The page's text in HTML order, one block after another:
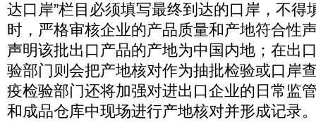
达口岸”栏目必须填写最终到达的口岸，不得
时，严格审核企业的产品质量和产地符合性
声明该批出口产品的产地为中国内地；在出
验部门则会把产地核对作为抽批检验或口岸
疫检验部门还将加强对进出口企业的日常监
和成品仓库中现场进行产地核对并形成记录